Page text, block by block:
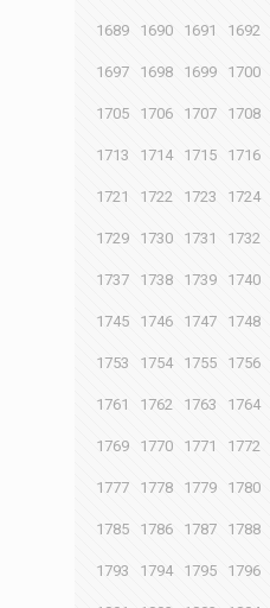
1689 1690 1691 1692
1697 1698 1699 1700
1705 1706 1707 1708
1713 1714 1715 1716
1721 1722 1723 1724
1729 1730 1731 1732
1737 1738 1739 1740
1745 1746 1747 1748
1753 1754 1755 1756
1761 1762 1763 1764
1769 1770 1771 1772
1777 1778 1779 1780
1785 1786 1787 1788
1793 1794 1795 1796